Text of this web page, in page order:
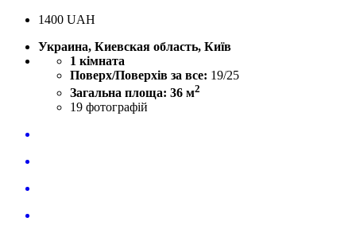
1400 UAH
Украина, Киевская область, Київ
1 кімната
Поверх/Поверхів за все: 19/25
Загальна площа: 36 м2
19 фотографій